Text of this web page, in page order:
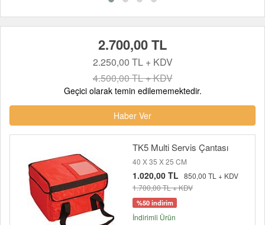
2.700,00 TL
2.250,00 TL + KDV
4.500,00 TL + KDV
Geçici olarak temin edilememektedir.
Haber Ver
TK5 Multi Servis Çantası
40 X 35 X 25 CM
1.020,00 TL 850,00 TL + KDV
1.700,00 TL + KDV
%50 indirim
İndirimli Ürün